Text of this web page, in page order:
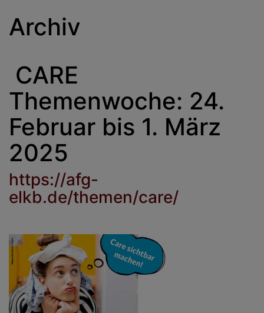
Archiv
CARE
Themenwoche: 24.
Februar bis 1. März
2025
https://afg-
elkb.de/themen/care/